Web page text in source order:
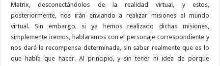
Matrix, desconectándolos de la realidad virtual, y estos,
posteriormente, nos irán enviando a realizar misiones al mundo
virtual. Sin embargo, si ya hemos realizado dichas misiones,
simplemente iremos, hablaremos con el personaje correspondiente y
nos dará la recompensa determinada, sin saber realmente que es lo
que había que hacer. Al principio, y sin tener ni idea de porque